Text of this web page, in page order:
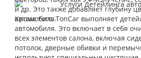
и др. Это также добавляет глубину
автомобиля.
Кроме того, TonCar выполняет
автомобиля. Это включает в себя
всех элементов салона, включая
потолок, дверные обивки и